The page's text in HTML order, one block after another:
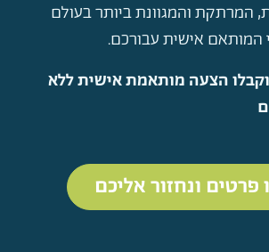
המרתקת והמגוונת ביותר בעולם
המותאם אישית עבורכם.
וקבלו הצעה מותאמת אישית ללא
פרטים ונחזור אליכם